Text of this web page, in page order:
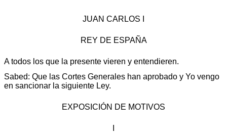
JUAN CARLOS I
REY DE ESPAÑA
A todos los que la presente vieren y entendieren.
Sabed: Que las Cortes Generales han aprobado y Yo vengo
en sancionar la siguiente Ley.
EXPOSICIÓN DE MOTIVOS